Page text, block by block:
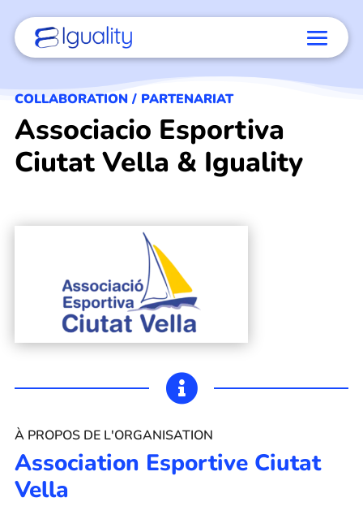
COLLABORATION / PARTENARIAT
Associacio Esportiva
Ciutat Vella & Iguality

À PROPOS DE L'ORGANISATION
Association Esportive Ciutat
Vella